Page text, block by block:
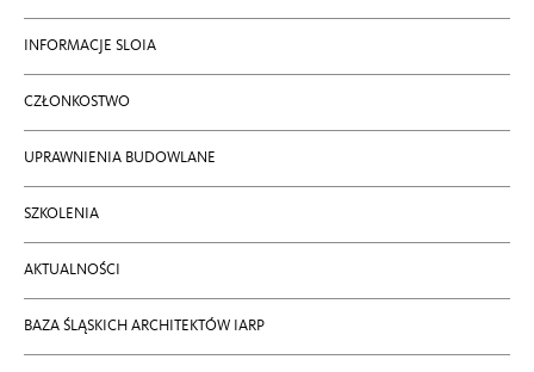
INFORMACJE SLOIA
CZŁONKOSTWO
UPRAWNIENIA BUDOWLANE
SZKOLENIA
AKTUALNOŚCI
BAZA ŚLĄSKICH ARCHITEKTÓW IARP